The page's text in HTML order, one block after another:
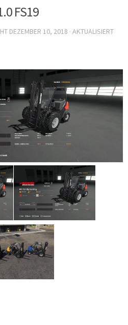
FS19
DEZEMBER 10, 2018 · AKTUALISIERT